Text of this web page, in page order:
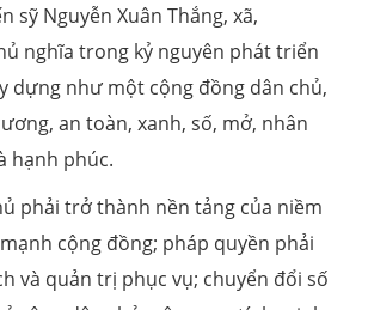
sỹ Nguyễn Xuân Thắng, xã,
nghĩa trong kỷ nguyên phát triển
dựng như một cộng đồng dân chủ,
an toàn, xanh, số, mở, nhân
hạnh phúc.
phải trở thành nền tảng của niềm
cộng đồng; pháp quyền phải
và quản trị phục vụ; chuyển đổi số